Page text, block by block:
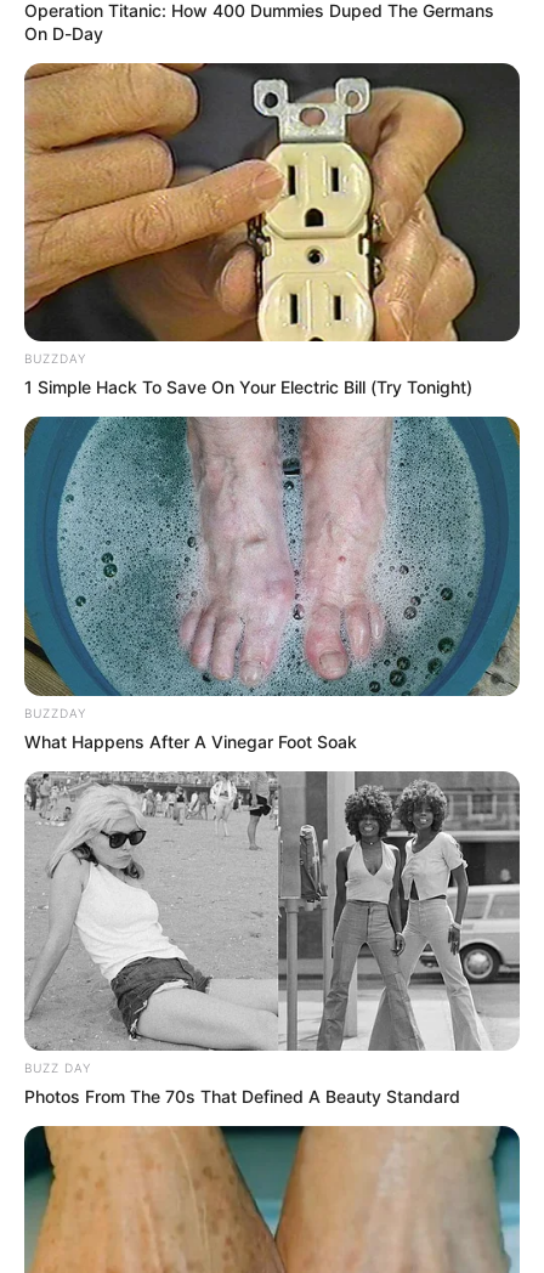
Lea aquí:
fiscal por $2.000 millones, los recursos debían ser para la
remodelación de 3 colegios
Nuevo gabinete
Debido a que se solicitó larenuncia de todo el gabinete
inminentemente deberángenerarse cambios
importantes en la Alcaldía, pues habrá una gran cantidad
de
funcionarios nuevosque llegarán al cargo solo por
poco más de un mes, pues al igual que el alcalde
podrían salir.
“ En las próximas horas se anunciarán ajustes en el
equipo. Esta administración trabaja con una regla
sencilla: cumplirle a la ciudadanía. Bucaramanga
avanza segura”, añadió la administración.
COMPARTIR
ALERTA BOGOTÁ EN GOOGLE NEWS
TEMAS RELACIONADOS
NOTICIAS BUCARAMANGA
ALCALDÍA DE BUCARAMANGA
BUCARAMANGA
MANTÉNGASE EN ALERTA
Tenemos todas las noticias que le
interesan. Para estar bien informado, por
favor, active las notificaciones de Alerta.
ACTIVAR AHORA
TEMAS DESTACADOS
Operation Titanic: How 400 Dummies Duped The Germans
On D-Day
BUZZDAY
1 Simple Hack To Save On Your Electric Bill (Try Tonight)
BUZZDAY
What Happens After A Vinegar Foot Soak
BUZZ DAY
Photos From The 70s That Defined A Beauty Standard